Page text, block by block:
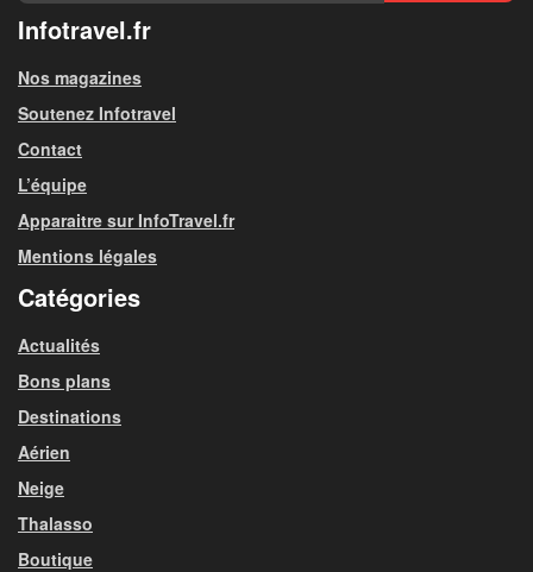
Infotravel.fr
Nos magazines
Soutenez Infotravel
Contact
L’équipe
Apparaitre sur InfoTravel.fr
Mentions légales
Catégories
Actualités
Bons plans
Destinations
Aérien
Neige
Thalasso
Boutique